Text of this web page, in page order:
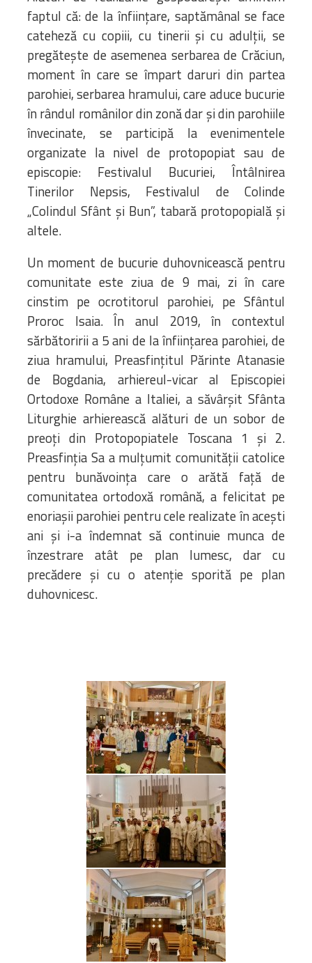
faptul că: de la înființare, saptămânal se face
cateheză cu copiii, cu tinerii și cu adulții, se
pregătește de asemenea serbarea de Crăciun,
moment în care se împart daruri din partea
parohiei, serbarea hramului, care aduce bucurie
în rândul românilor din zonă dar și din parohiile
învecinate, se participă la evenimentele
organizate la nivel de protopopiat sau de
episcopie: Festivalul Bucuriei, Întâlnirea
Tinerilor Nepsis, Festivalul de Colinde
„Colindul Sfânt și Bun”, tabară protopopială și
altele.
Un moment de bucurie duhovnicească pentru
comunitate este ziua de 9 mai, zi în care
cinstim pe ocrotitorul parohiei, pe Sfântul
Proroc Isaia. În anul 2019, în contextul
sărbătoririi a 5 ani de la înființarea parohiei, de
ziua hramului, Preasfințitul Părinte Atanasie
de Bogdania, arhiereul-vicar al Episcopiei
Ortodoxe Române a Italiei, a săvârșit Sfânta
Liturghie arhierească alături de un sobor de
preoți din Protopopiatele Toscana 1 și 2.
Preasfinția Sa a mulțumit comunității catolice
pentru bunăvoința care o arătă față de
comunitatea ortodoxă română, a felicitat pe
enoriașii parohiei pentru cele realizate în acești
ani și i-a îndemnat să continuie munca de
înzestrare atât pe plan lumesc, dar cu
precădere și cu o atenție sporită pe plan
duhovnicesc.